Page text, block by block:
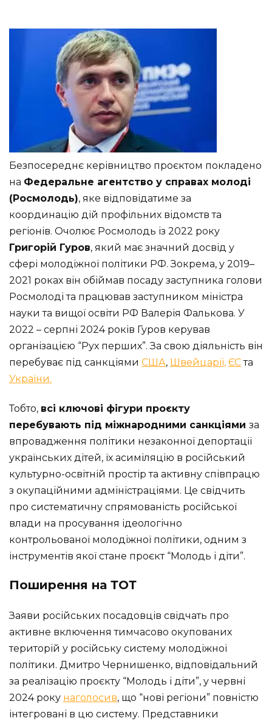
Безпосереднє керівництво проєктом покладено
на Федеральне агентство у справах молоді
(Росмолодь), яке відповідатиме за
координацію дій профільних відомств та
регіонів. Очолює Росмолодь із 2022 року
Григорій Гуров, який має значний досвід у
сфері молодіжної політики РФ. Зокрема, у 2019–
2021 роках він обіймав посаду заступника голови
Росмолоді та працював заступником міністра
науки та вищої освіти РФ Валерія Фалькова. У
2022 – серпні 2024 років Гуров керував
організацією “Рух перших”. За свою діяльність він
перебуває під санкціями США, Швейцарії, ЄСта
України.
Тобто, всі ключові фігури проєкту
перебувають під міжнародними санкціями за
впровадження політики незаконної депортації
українських дітей, їх асиміляцію в російський
культурно-освітній простір та активну співпрацю
з окупаційними адміністраціями. Це свідчить
про систематичну спрямованість російської
влади на просування ідеологічно
контрольованої молодіжної політики, одним з
інструментів якої стане проєкт “Молодь і діти”.
Поширення на ТОТ
Заяви російських посадовців свідчать про
активне включення тимчасово окупованих
територій у російську систему молодіжної
політики. Дмитро Чернишенко, відповідальний
за реалізацію проєкту “Молодь і діти”, у червні
2024 року наголосив, що “нові регіони” повністю
інтегровані в цю систему. Представники